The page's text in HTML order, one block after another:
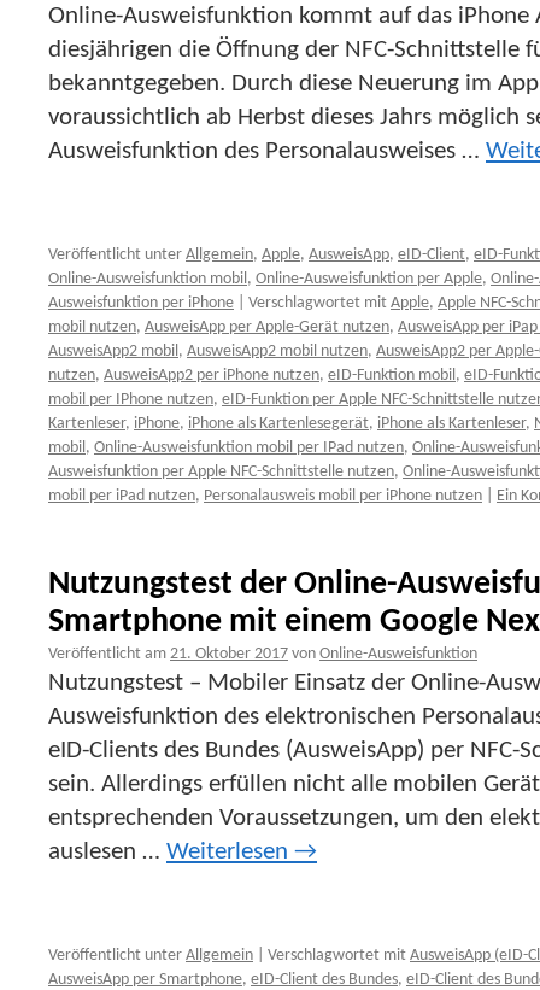
Online-Ausweisfunktion kommt auf das iPhone
diesjährigen die Öffnung der NFC-Schnittstelle
bekanntgegeben. Durch diese Neuerung im
voraussichtlich ab Herbst dieses Jahrs möglich
Ausweisfunktion des Personalausweises …
Veröffentlicht unter Allgemein, Apple, AusweisApp, eID-Client, eID-
Online-Ausweisfunktion mobil, Online-Ausweisfunktion per Apple,
Ausweisfunktion per iPhone
Verschlagwortet mit Apple, Apple NFC-
mobil nutzen, AusweisApp per Apple-Gerät nutzen, AusweisApp per
AusweisApp2 mobil, AusweisApp2 mobil nutzen, AusweisApp2 per
nutzen, AusweisApp2 per iPhone nutzen, eID-Funktion mobil, eID-
mobil per IPhone nutzen, eID-Funktion per Apple NFC-Schnittstelle
Kartenleser, iPhone, iPhone als Kartenlesegerät, iPhone als Kartenleser,
mobil, Online-Ausweisfunktion mobil per IPad nutzen, Online-
Ausweisfunktion per Apple NFC-Schnittstelle nutzen, Online-
mobil per iPad nutzen, Personalausweis mobil per iPhone nutzen Ein
Nutzungstest der Online-
Smartphone mit einem Google
Veröffentlicht am 21. Oktober 2017 von Online-Ausweisfunktion
Nutzungstest – Mobiler Einsatz der Online-
Ausweisfunktion des elektronischen
eID-Clients des Bundes (AusweisApp) per
sein. Allerdings erfüllen nicht alle mobilen
entsprechenden Voraussetzungen, um den
auslesen … Weiterlesen →
Veröffentlicht unter Allgemein Verschlagwortet mit AusweisApp (eID-
AusweisApp per Smartphone, eID-Client des Bundes, eID-Client des